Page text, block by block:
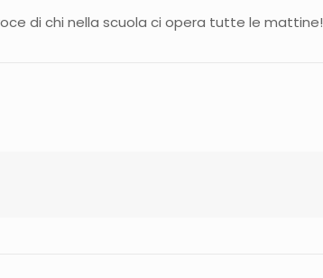
di chi nella scuola ci opera tutte le mattine!